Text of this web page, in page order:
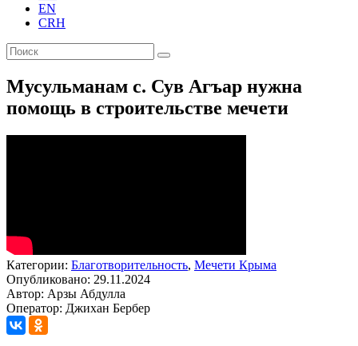
EN
CRH
Мусульманам с. Сув Агъар нужна
помощь в строительстве мечети
Категории: Благотворительность, Мечети Крыма
Опубликовано: 29.11.2024
Автор: Арзы Абдулла
Оператор: Джихан Бербер